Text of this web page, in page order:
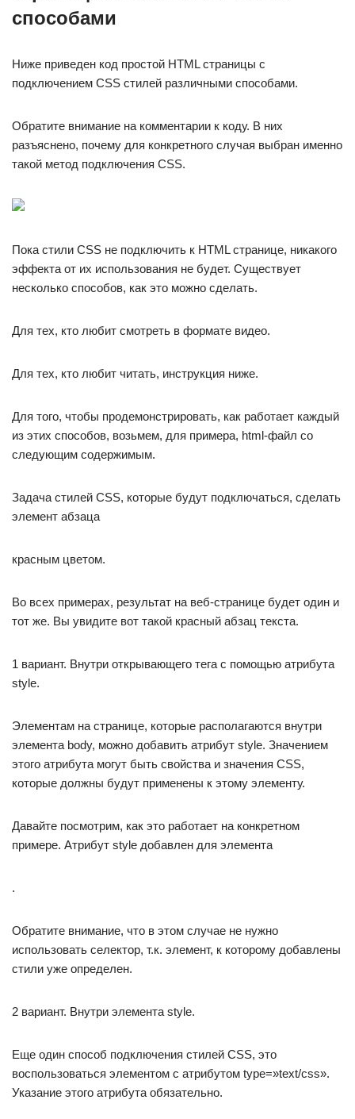
способами
Ниже приведен код простой HTML страницы с
подключением CSS стилей различными способами.
Обратите внимание на комментарии к коду. В них
разъяснено, почему для конкретного случая выбран именно
такой метод подключения CSS.
Пока стили CSS не подключить к HTML странице, никакого
эффекта от их использования не будет. Существует
несколько способов, как это можно сделать.
Для тех, кто любит смотреть в формате видео.
Для тех, кто любит читать, инструкция ниже.
Для того, чтобы продемонстрировать, как работает каждый
из этих способов, возьмем, для примера, html-файл со
следующим содержимым.
Задача стилей CSS, которые будут подключаться, сделать
элемент абзаца
красным цветом.
Во всех примерах, результат на веб-странице будет один и
тот же. Вы увидите вот такой красный абзац текста.
1 вариант. Внутри открывающего тега с помощью атрибута
style.
Элементам на странице, которые располагаются внутри
элемента body, можно добавить атрибут style. Значением
этого атрибута могут быть свойства и значения CSS,
которые должны будут применены к этому элементу.
Давайте посмотрим, как это работает на конкретном
примере. Атрибут style добавлен для элемента
.
Обратите внимание, что в этом случае не нужно
использовать селектор, т.к. элемент, к которому добавлены
стили уже определен.
2 вариант. Внутри элемента style.
Еще один способ подключения стилей CSS, это
воспользоваться элементом с атрибутом type=»text/css».
Указание этого атрибута обязательно.